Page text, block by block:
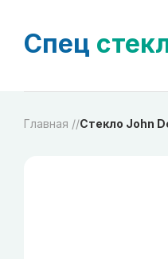
Спец
Главная //Стекло John